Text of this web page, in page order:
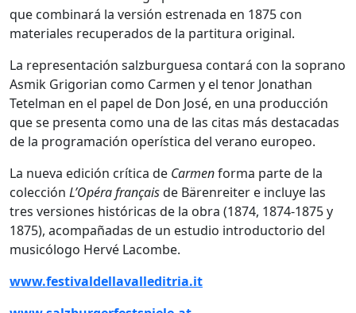
que combinará la versión estrenada en 1875 con
materiales recuperados de la partitura original.
La representación salzburguesa contará con la soprano
Asmik Grigorian como Carmen y el tenor Jonathan
Tetelman en el papel de Don José, en una producción
que se presenta como una de las citas más destacadas
de la programación operística del verano europeo.
La nueva edición crítica de Carmenforma parte de la
colección L’Opéra françaisde Bärenreiter e incluye las
tres versiones históricas de la obra (1874, 1874-1875 y
1875), acompañadas de un estudio introductorio del
musicólogo Hervé Lacombe.
www.festivaldellavalleditria.it